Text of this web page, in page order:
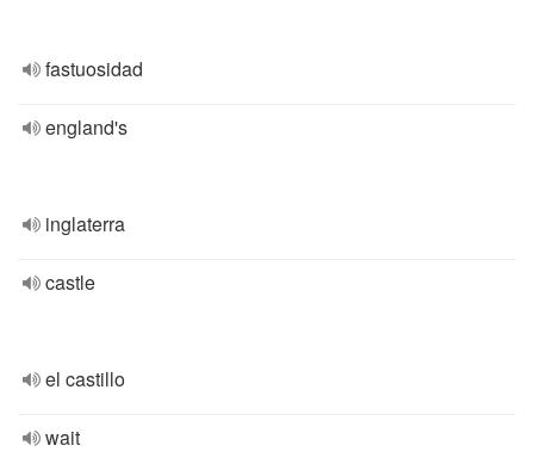
fastuosidad
england's
inglaterra
castle
el castillo
wait